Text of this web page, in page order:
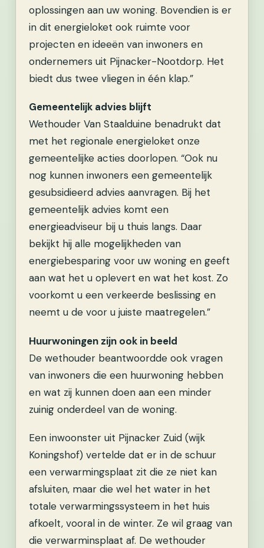
oplossingen aan uw woning. Bovendien is er
in dit energieloket ook ruimte voor
projecten en ideeën van inwoners en
ondernemers uit Pijnacker-Nootdorp. Het
biedt dus twee vliegen in één klap.”
Gemeentelijk advies blijft
Wethouder Van Staalduine benadrukt dat
met het regionale energieloket onze
gemeentelijke acties doorlopen. “Ook nu
nog kunnen inwoners een gemeentelijk
gesubsidieerd advies aanvragen. Bij het
gemeentelijk advies komt een
energieadviseur bij u thuis langs. Daar
bekijkt hij alle mogelijkheden van
energiebesparing voor uw woning en geeft
aan wat het u oplevert en wat het kost. Zo
voorkomt u een verkeerde beslissing en
neemt u de voor u juiste maatregelen.”
Huurwoningen zijn ook in beeld
De wethouder beantwoordde ook vragen
van inwoners die een huurwoning hebben
en wat zij kunnen doen aan een minder
zuinig onderdeel van de woning.
Een inwoonster uit Pijnacker Zuid (wijk
Koningshof) vertelde dat er in de schuur
een verwarmingsplaat zit die ze niet kan
afsluiten, maar die wel het water in het
totale verwarmingssysteem in het huis
afkoelt, vooral in de winter. Ze wil graag van
die verwarminsplaat af. De wethouder